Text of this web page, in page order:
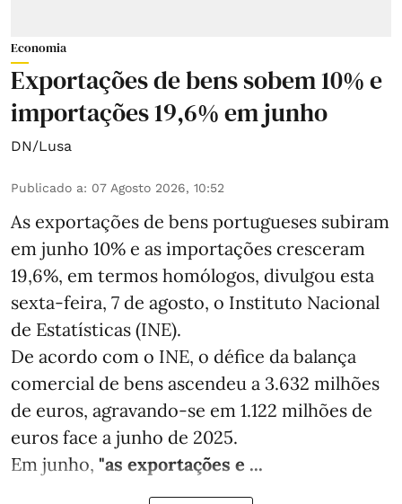
Economia
Exportações de bens sobem 10% e
importações 19,6% em junho
DN/Lusa
Publicado a: 07 Agosto 2026, 10:52
As exportações de bens portugueses subiram
em junho 10% e as importações cresceram
19,6%, em termos homólogos, divulgou esta
sexta-feira, 7 de agosto, o Instituto Nacional
de Estatísticas (INE).
De acordo com o INE, o défice da balança
comercial de bens ascendeu a 3.632 milhões
de euros, agravando-se em 1.122 milhões de
euros face a junho de 2025.
Em junho, "as exportações e ...